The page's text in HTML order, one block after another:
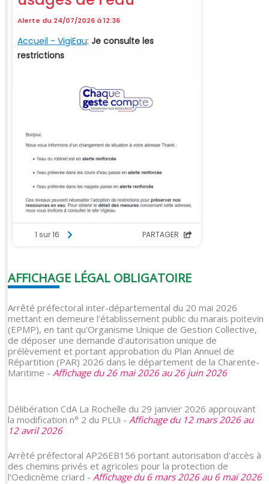
AFFICHAGE LÉGAL OBLIGATOIRE
Arrêté préfectoral inter-départemental du 20 mai 2026
mettant en demeure l'établissement public du marais poitevin
(EPMP), en tant qu'Organisme Unique de Gestion Collective,
de déposer une demande d'autorisation unique de
prélèvement et portant approbation du Plan Annuel de
Répartition (PAR) 2026 dans le département de la Charente-
Maritime -Affichage du 26 mai 2026 au 26 juin 2026
Délibération CdA La Rochelle du 29 janvier 2026 approuvant
la modification n° 2 du PLUi -Affichage du 12 mars 2026 au
12 avril 2026
Arrêté préfectoral AP26EB156 portant autorisation d'accès à
des chemins privés et agricoles pour la protection de
l'Oedicnème criard -Affichage du 6 mars 2026 au 6 mai 2026
des cookies et
vous donne le
que vous
souhaitez activer
TOUT ACCEPTER
TOUT REFUSER